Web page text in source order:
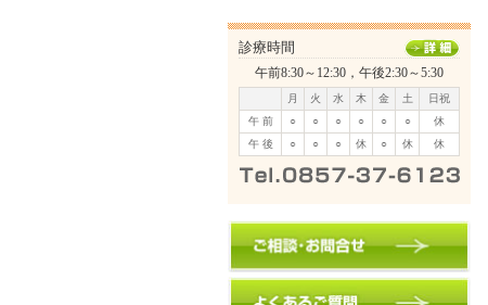
診療時間
午前8:30～12:30，午後2:30～5:30
月 火 水 木 金 土
日祝
午 前
○ ○ ○ ○ ○ ○
休
午 後
○ ○ ○ 休 ○ 休 休